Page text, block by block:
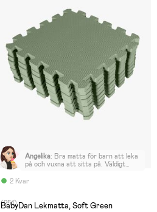
2 Kvar
Angelika: Bra matta för barn att leka
på och vuxna att sitta på. Väldigt
de något från bilderna. Enda
att man har öppnat upp de.
(251)
BabyDan Lekmatta, Soft Green